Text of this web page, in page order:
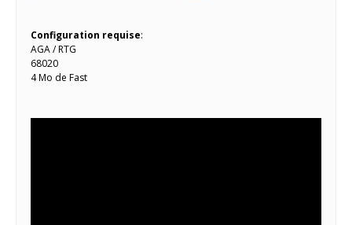
Configuration requise:
AGA / RTG
68020
4 Mo de Fast